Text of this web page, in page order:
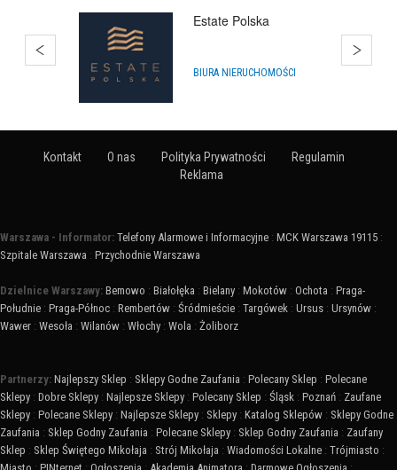
Hurtownia Balonów
HURTOWNIE
Kontakt O nas Polityka Prywatności
Regulamin
Reklama
Warszawa - Informator: Telefony Alarmowe i Informacyjne : MCK Warszawa 19115 :
Szpitale Warszawa : Przychodnie Warszawa
Dzielnice Warszawy: Bemowo : Białołęka : Bielany : Mokotów : Ochota : Praga-
Południe : Praga-Północ : Rembertów : Śródmieście : Targówek : Ursus : Ursynów :
Wawer : Wesoła : Wilanów : Włochy : Wola : Żoliborz
Partnerzy: Najlepszy Sklep : Sklepy Godne Zaufania : Polecany Sklep : Polecane
Sklepy : Dobre Sklepy : Najlepsze Sklepy : Polecany Sklep : Śląsk : Poznań : Zaufane
Sklepy : Polecane Sklepy : Najlepsze Sklepy : Sklepy : Katalog Sklepów : Sklepy Godne
Zaufania : Sklep Godny Zaufania : Polecane Sklepy : Sklep Godny Zaufania : Zaufany
Sklep : Sklep Świętego Mikołaja : Strój Mikołaja : Wiadomości Lokalne : Trójmiasto :